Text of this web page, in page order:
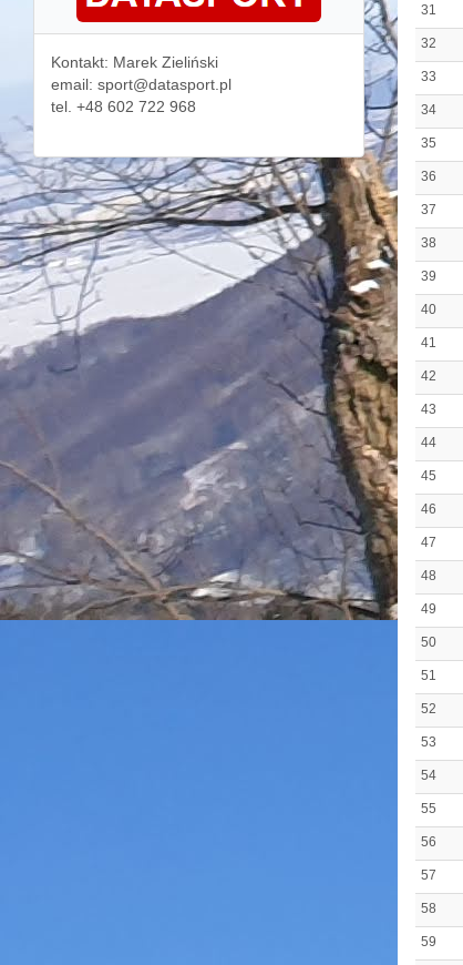
Kontakt: Marek Zieliński
email: sport@datasport.pl
tel. +48 602 722 968
31
32
33
34
35
36
37
38
39
40
41
42
43
44
45
46
47
48
49
50
51
52
53
54
55
56
57
58
59